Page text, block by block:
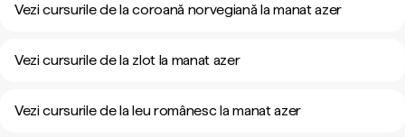
Vezi cursurile de la coroană norvegiană la manat azer
Vezi cursurile de la zlot la manat azer
Vezi cursurile de la leu românesc la manat azer